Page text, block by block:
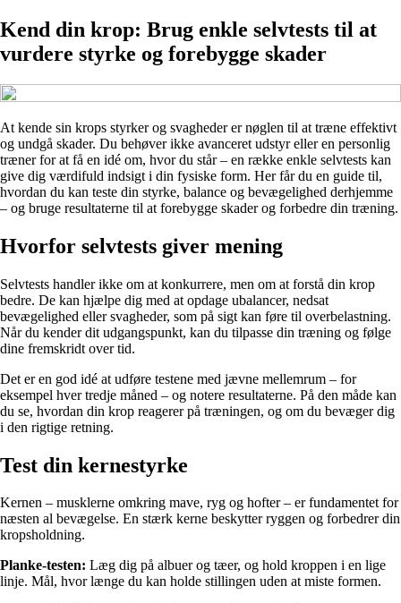
Kend din krop: Brug enkle selvtests til at
vurdere styrke og forebygge skader
At kende sin krops styrker og svagheder er nøglen til at træne effektivt
og undgå skader. Du behøver ikke avanceret udstyr eller en personlig
træner for at få en idé om, hvor du står – en række enkle selvtests kan
give dig værdifuld indsigt i din fysiske form. Her får du en guide til,
hvordan du kan teste din styrke, balance og bevægelighed derhjemme
– og bruge resultaterne til at forebygge skader og forbedre din træning.
Hvorfor selvtests giver mening
Selvtests handler ikke om at konkurrere, men om at forstå din krop
bedre. De kan hjælpe dig med at opdage ubalancer, nedsat
bevægelighed eller svagheder, som på sigt kan føre til overbelastning.
Når du kender dit udgangspunkt, kan du tilpasse din træning og følge
dine fremskridt over tid.
Det er en god idé at udføre testene med jævne mellemrum – for
eksempel hver tredje måned – og notere resultaterne. På den måde kan
du se, hvordan din krop reagerer på træningen, og om du bevæger dig
i den rigtige retning.
Test din kernestyrke
Kernen – musklerne omkring mave, ryg og hofter – er fundamentet for
næsten al bevægelse. En stærk kerne beskytter ryggen og forbedrer din
kropsholdning.
Planke-testen: Læg dig på albuer og tæer, og hold kroppen i en lige
linje. Mål, hvor længe du kan holde stillingen uden at miste formen.